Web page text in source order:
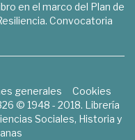
en el marco del Plan de
Convocatoria
generales
Cookies
© 1948 - 2018. Librería
Sociales, Historia y